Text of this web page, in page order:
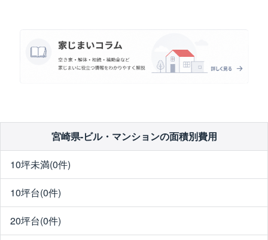
宮崎県-ビル・マンションの面積別費用
10坪未満(0件)
10坪台(0件)
20坪台(0件)